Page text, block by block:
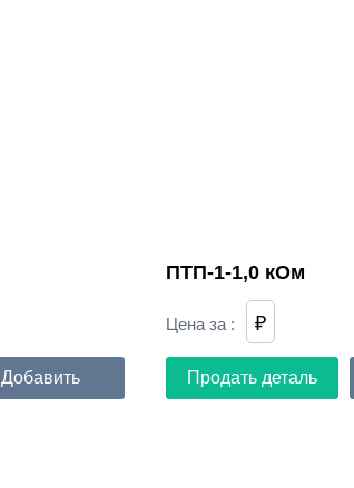
Добавить
ПТП-1-1,0 кОм
Цена за : ₽
Продать деталь